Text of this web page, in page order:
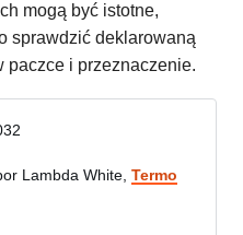
mogą być istotne,
sprawdzić deklarowaną
paczce i przeznaczenie.
Lambda White, Termo